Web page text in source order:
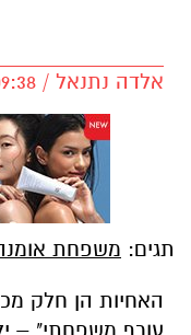
אלדה נתנאל / 09:38 18.02.26
תגים: משפחת